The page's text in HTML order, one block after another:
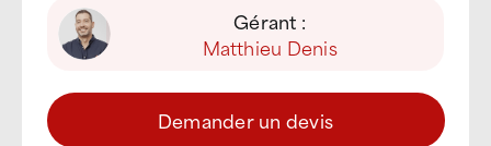
Gérant :
Matthieu Denis
Demander un devis